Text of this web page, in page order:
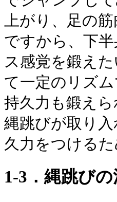
上がり、足の
ですから、下
ス感覚を鍛え
て一定のリズ
持久力も鍛え
縄跳びが取り
久力をつけるた
1-3．縄跳び